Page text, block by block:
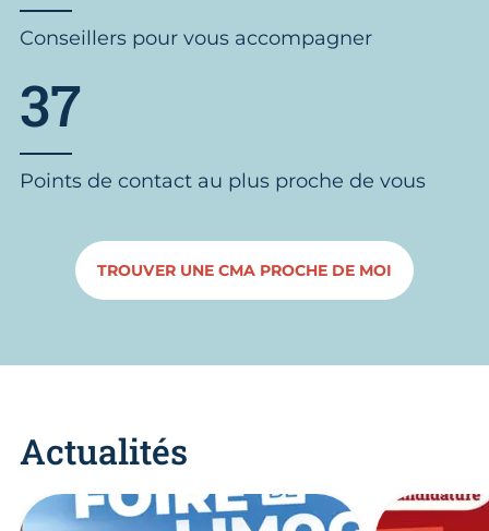
Conseillers pour vous accompagner
37
Points de contact au plus proche de vous
TROUVER UNE CMA PROCHE DE MOI
Actualités